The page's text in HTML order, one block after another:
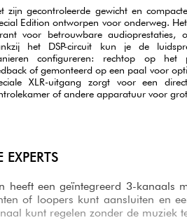
zijn gecontroleerde gewicht en
Edition ontworpen voor onderweg.
voor betrouwbare audioprestaties,
het DSP-circuit kun je de
configureren: rechtop op het
of gemonteerd op een paal voor
XLR-uitgang zorgt voor een
of andere apparatuur voor
heeft een geïntegreerd 3-kanaals
of loopers kunt aansluiten en
kunt regelen zonder de muziek